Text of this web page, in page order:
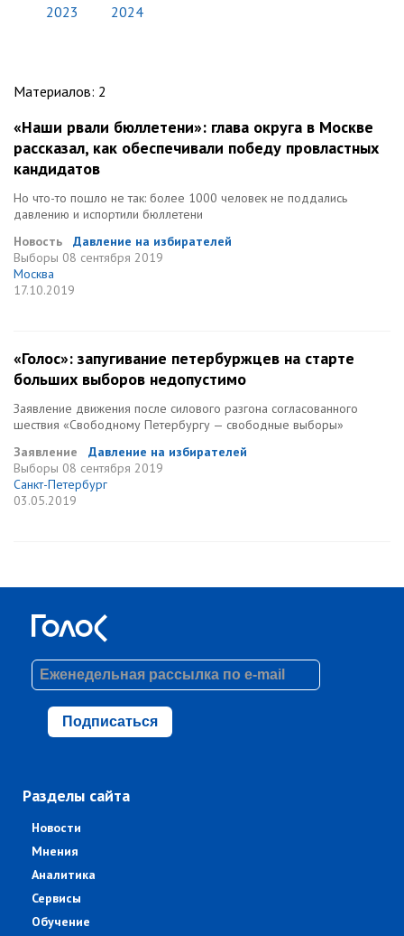
2023 2024
Материалов: 2
«Наши рвали бюллетени»: глава округа в Москве
рассказал, как обеспечивали победу провластных
кандидатов
Но что-то пошло не так: более 1000 человек не поддались
давлению и испортили бюллетени
Новость
Давление на избирателей
Выборы 08 сентября 2019
Москва
17.10.2019
«Голос»: запугивание петербуржцев на старте
больших выборов недопустимо
Заявление движения после силового разгона согласованного
шествия «Свободному Петербургу — свободные выборы»
Заявление
Давление на избирателей
Выборы 08 сентября 2019
Санкт-Петербург
03.05.2019
Подписаться
Разделы сайта
Новости
Мнения
Аналитика
Сервисы
Обучение